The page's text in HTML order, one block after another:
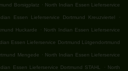
Borsigplatz . North Indian Essen Lieferservice
Essen Lieferservice Dortmund Kreuzviertel .
Huckarde . North Indian Essen Lieferservice
Essen Lieferservice Dortmund Lütgendortmund
Mengede . North Indian Essen Lieferservice
Essen Lieferservice Dortmund STAHL . North